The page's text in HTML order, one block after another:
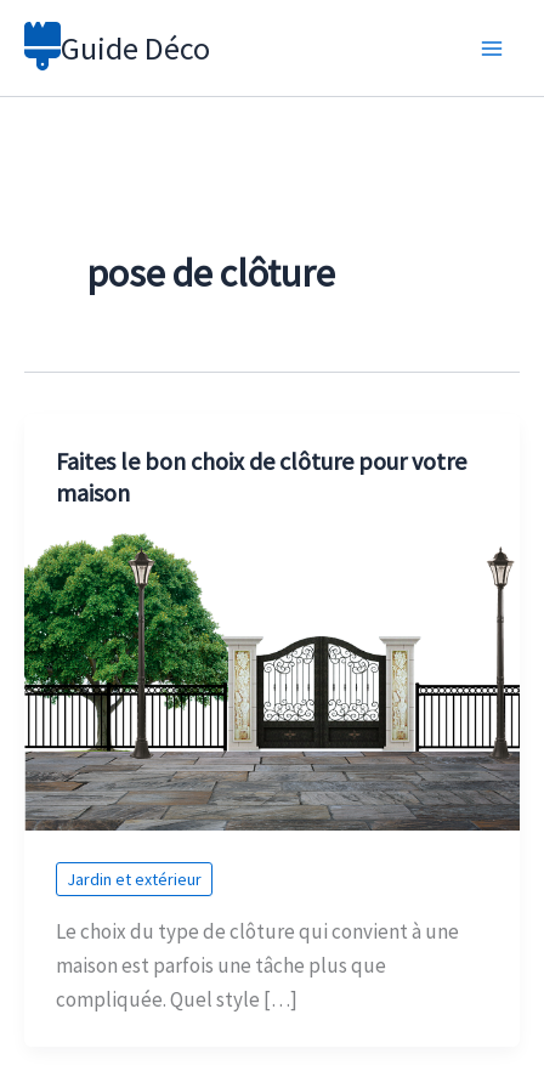
Aller
Guide Déco
pose de clôture
Faites le bon choix de clôture pour votre
maison
Jardin et extérieur
Le choix du type de clôture qui convient à une
maison est parfois une tâche plus que
compliquée. Quel style […]